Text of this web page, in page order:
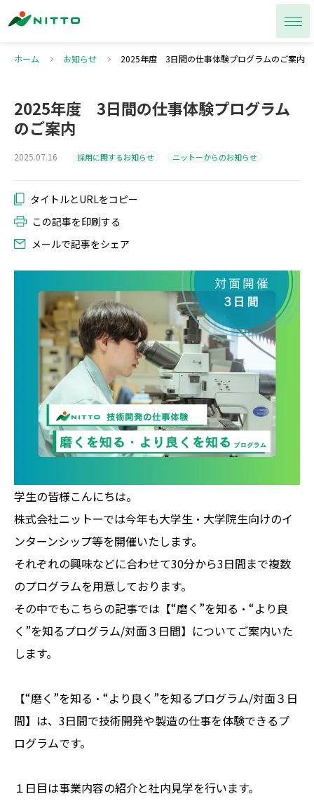
ホーム お知らせ 2025年度 3日間の仕事体験プログラムのご案内
2025年度 3日間の仕事体験プログラム
のご案内
2025.07.16 採用に関するお知らせ ニットーからのお知らせ
この記事を印刷する
メールで記事をシェア
学生の皆様こんにちは。
株式会社ニットーでは今年も大学生・大学院生向けのイ
ンターンシップ等を開催いたします。
それぞれの興味などに合わせて30分から3日間まで複数
のプログラムを用意しております。
その中でもこちらの記事では【“磨く”を知る・“より良
く”を知るプログラム/対面３日間】についてご案内いた
します。
【“磨く”を知る・“より良く”を知るプログラム/対面３日
間】は、3日間で技術開発や製造の仕事を体験できるプ
ログラムです。
１日目は事業内容の紹介と社内見学を行います。